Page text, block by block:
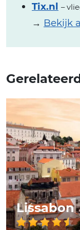
Tix.nl –
→ Bekijk
Lissabon